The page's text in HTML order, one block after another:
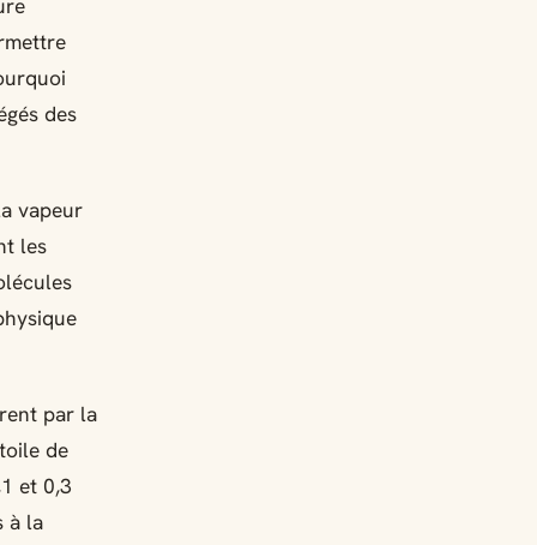
des
vapeur
les
par la
de
et 0,3
à la